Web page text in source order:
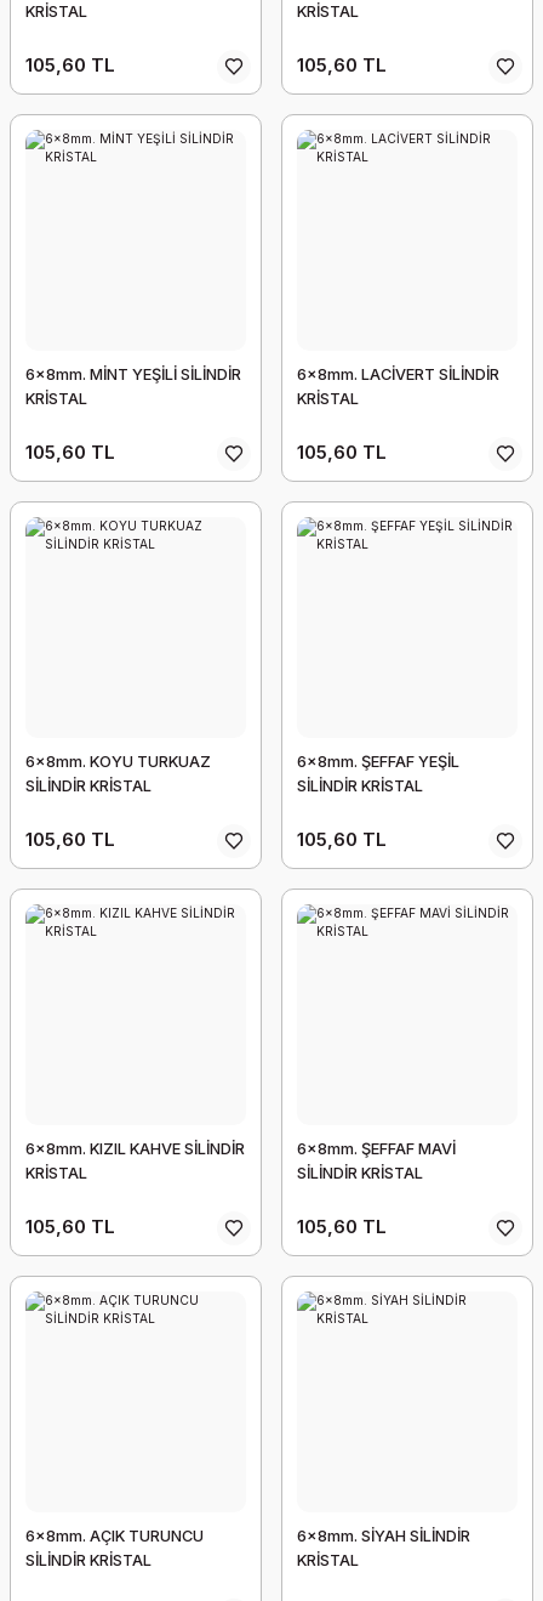
KRİSTAL
105,60 TL
KRİSTAL
105,60 TL
6x8mm. MİNT YEŞİLİ SİLİNDİR
KRİSTAL
105,60 TL
6x8mm. LACİVERT SİLİNDİR
KRİSTAL
105,60 TL
6x8mm. KOYU TURKUAZ
SİLİNDİR KRİSTAL
105,60 TL
6x8mm. ŞEFFAF YEŞİL
SİLİNDİR KRİSTAL
105,60 TL
6x8mm. KIZIL KAHVE SİLİNDİR
KRİSTAL
105,60 TL
6x8mm. ŞEFFAF MAVİ
SİLİNDİR KRİSTAL
105,60 TL
6x8mm. AÇIK TURUNCU
SİLİNDİR KRİSTAL
6x8mm. SİYAH SİLİNDİR
KRİSTAL